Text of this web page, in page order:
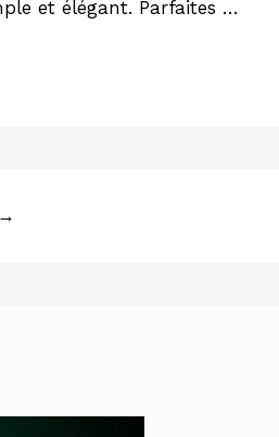
et élégant. Parfaites …
→